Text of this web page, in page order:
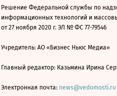
Решение Федеральной службы по
информационных технологий и
от 27 ноября 2020 г. ЭЛ № ФС 77-79546
Учредитель: АО «Бизнес Ньюс Медиа»
Главный редактор: Казьмина Ирина
Электронная почта: news@vedomosti.ru